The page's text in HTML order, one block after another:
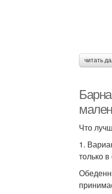
читать
Что
1.
только